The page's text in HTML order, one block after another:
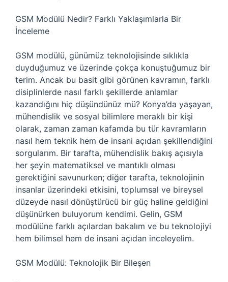
GSM Modülü Nedir? Farklı Yaklaşımlarla Bir
İnceleme
GSM modülü, günümüz teknolojisinde sıklıkla
duyduğumuz ve üzerinde çokça konuştuğumuz bir
terim. Ancak bu basit gibi görünen kavramın, farklı
disiplinlerde nasıl farklı şekillerde anlamlar
kazandığını hiç düşündünüz mü? Konya’da yaşayan,
mühendislik ve sosyal bilimlere meraklı bir kişi
olarak, zaman zaman kafamda bu tür kavramların
nasıl hem teknik hem de insani açıdan şekillendiğini
sorgularım. Bir tarafta, mühendislik bakış açısıyla
her şeyin matematiksel ve mantıklı olması
gerektiğini savunurken; diğer tarafta, teknolojinin
insanlar üzerindeki etkisini, toplumsal ve bireysel
düzeyde nasıl dönüştürücü bir güç haline geldiğini
düşünürken buluyorum kendimi. Gelin, GSM
modülüne farklı açılardan bakalım ve bu teknolojiyi
hem bilimsel hem de insani açıdan inceleyelim.
GSM Modülü: Teknolojik Bir Bileşen